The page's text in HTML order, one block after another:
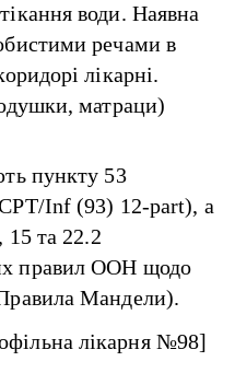
води. Наявна
речами в
лікарні.
матраци)
пункту 53
Inf (93) 12-part), а
та 22.2
правил ООН щодо
Мандели).